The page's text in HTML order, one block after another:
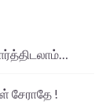
சேராதே !